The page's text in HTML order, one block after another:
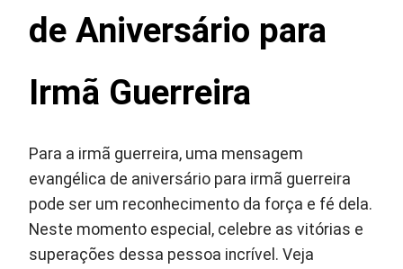
de Aniversário para
Irmã Guerreira
Para a irmã guerreira, uma mensagem
evangélica de aniversário para irmã guerreira
pode ser um reconhecimento da força e fé dela.
Neste momento especial, celebre as vitórias e
superações dessa pessoa incrível. Veja